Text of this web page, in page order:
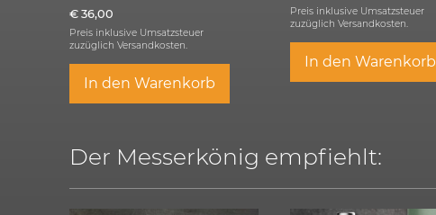
€ 36,00
Preis inklusive Umsatzsteuer
zuzüglichVersandkosten.
In den Warenkorb
Preis inklusive Umsatzsteuer
zuzüglichVersandkosten.
In den Warenkorb
Der Messerkönig empfiehlt: